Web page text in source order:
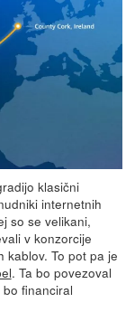
klasični
internetnih
so se velikani,
v konzorcije
kablov. To pot pa je
. Ta bo povezoval
financiral